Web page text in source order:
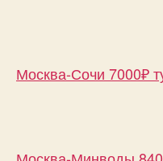
Москва-Сочи 7000₽